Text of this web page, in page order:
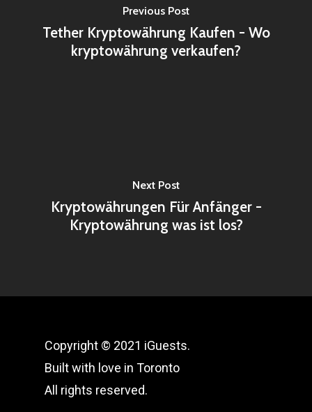
Previous Post
Tether Kryptowährung Kaufen - Wo
kryptowährung verkaufen?
Next Post
Kryptowährungen Für Anfänger -
Kryptowährung was ist los?
Copyright © 2021 iGuests.
Built with love in Toronto
All rights reserved.